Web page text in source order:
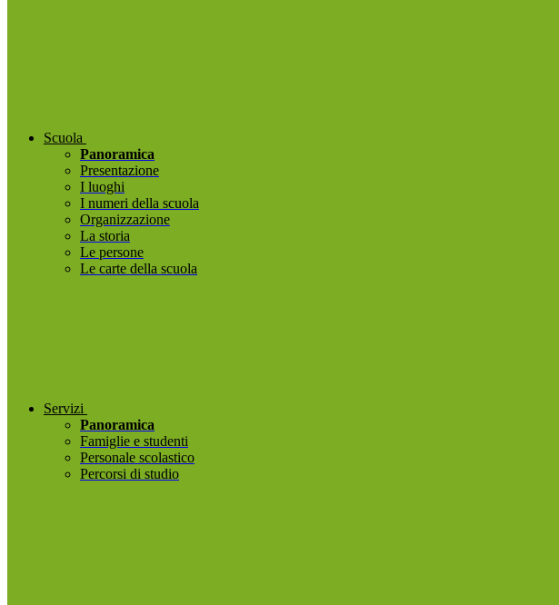
Scuola
Panoramica
Presentazione
I luoghi
I numeri della scuola
Organizzazione
La storia
Le persone
Le carte della scuola
Servizi
Panoramica
Famiglie e studenti
Personale scolastico
Percorsi di studio